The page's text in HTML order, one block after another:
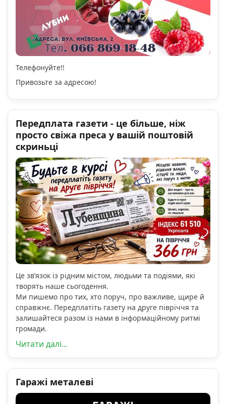
Телефонуйте!!
Привозьте за адресою!
Передплата газети - це більше, ніж
просто свіжа преса у вашій поштовій
скриньці
Це зв’язок із рідним містом, людьми та подіями, які
творять наше сьогодення.
Ми пишемо про тих, хто поруч, про важливе, щире й
справжнє. Передплатіть газету на друге півріччя та
залишайтеся разом із нами в інформаційному ритмі
громади.
Читати далі...
Гаражі металеві